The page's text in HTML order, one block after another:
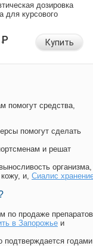
дозировка
для курсового
Р Купить
помогут средства,
помогут сделать
и решат
организма,
и, Сиалис
по продаже препаратов
в Запорожье и
подтверждается годами